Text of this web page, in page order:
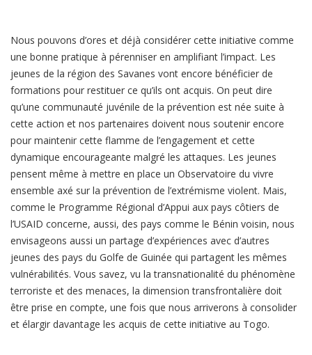
Nous pouvons d’ores et déjà considérer cette initiative comme
une bonne pratique à pérenniser en amplifiant l’impact. Les
jeunes de la région des Savanes vont encore bénéficier de
formations pour restituer ce qu’ils ont acquis. On peut dire
qu’une communauté juvénile de la prévention est née suite à
cette action et nos partenaires doivent nous soutenir encore
pour maintenir cette flamme de l’engagement et cette
dynamique encourageante malgré les attaques. Les jeunes
pensent même à mettre en place un Observatoire du vivre
ensemble axé sur la prévention de l’extrémisme violent. Mais,
comme le Programme Régional d’Appui aux pays côtiers de
l’USAID concerne, aussi, des pays comme le Bénin voisin, nous
envisageons aussi un partage d’expériences avec d’autres
jeunes des pays du Golfe de Guinée qui partagent les mêmes
vulnérabilités. Vous savez, vu la transnationalité du phénomène
terroriste et des menaces, la dimension transfrontalière doit
être prise en compte, une fois que nous arriverons à consolider
et élargir davantage les acquis de cette initiative au Togo.